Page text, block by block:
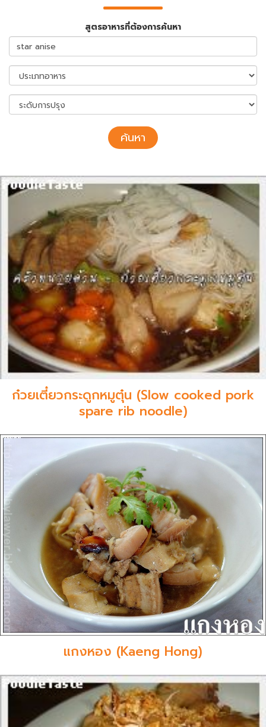
สูตรอาหารที่ต้องการค้นหา
ค้นหา
ก๋วยเตี๋ยวกระดูกหมูตุ๋น (Slow cooked pork
spare rib noodle)
แกงหอง (Kaeng Hong)